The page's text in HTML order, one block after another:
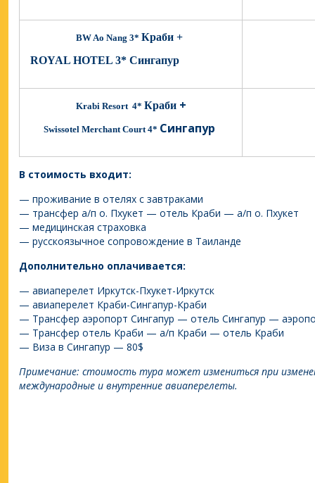
BW Ao Nang 3* Краби +
ROYAL HOTEL 3* Сингапур
Krabi Resort 4* Краби+
Swissotel Merchant Court 4* Сингапур
В стоимость входит:
— проживание в отелях с завтраками
— трансфер а/п о. Пхукет — отель Краби — а/п о. Пхукет
— медицинская страховка
— русскоязычное сопровождение в Таиланде
Дополнительно оплачивается:
— авиаперелет Иркутск-Пхукет-Иркутск
— авиаперелет Краби-Сингапур-Краби
— Трансфер аэропорт Сингапур — отель Сингапур —
— Трансфер отель Краби — а/п Краби — отель Краби
— Виза в Сингапур — 80$
Примечание: стоимость тура может измениться при
международные и внутренние авиаперелеты.